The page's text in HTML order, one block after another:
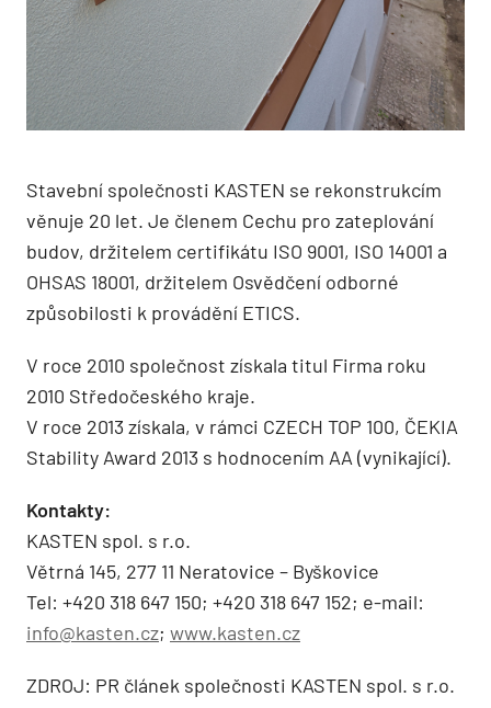
Stavební společnosti KASTEN se rekonstrukcím
věnuje 20 let. Je členem Cechu pro zateplování
budov, držitelem certifikátu ISO 9001, ISO 14001 a
OHSAS 18001, držitelem Osvědčení odborné
způsobilosti k provádění ETICS.
V roce 2010 společnost získala titul Firma roku
2010 Středočeského kraje.
V roce 2013 získala, v rámci CZECH TOP 100, ČEKIA
Stability Award 2013 s hodnocením AA (vynikající).
Kontakty:
KASTEN spol. s r.o.
Větrná 145, 277 11 Neratovice – Byškovice
Tel: +420 318 647 150; +420 318 647 152; e-mail:
info@kasten.cz; www.kasten.cz
ZDROJ: PR článek společnosti KASTEN spol. s r.o.